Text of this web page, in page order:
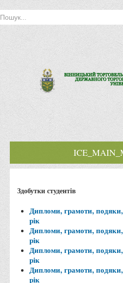
Історія інституту
Інститут сьогодні
Місія та цілі
Про порядок надання публічної
Публічна інформація
Заходи запобігання
Здобутки студентів
Дипломи, грамоти, подяки,
рік
Дипломи, грамоти, подяки,
рік
Дипломи, грамоти, подяки,
рік
Дипломи, грамоти, подяки,
рік